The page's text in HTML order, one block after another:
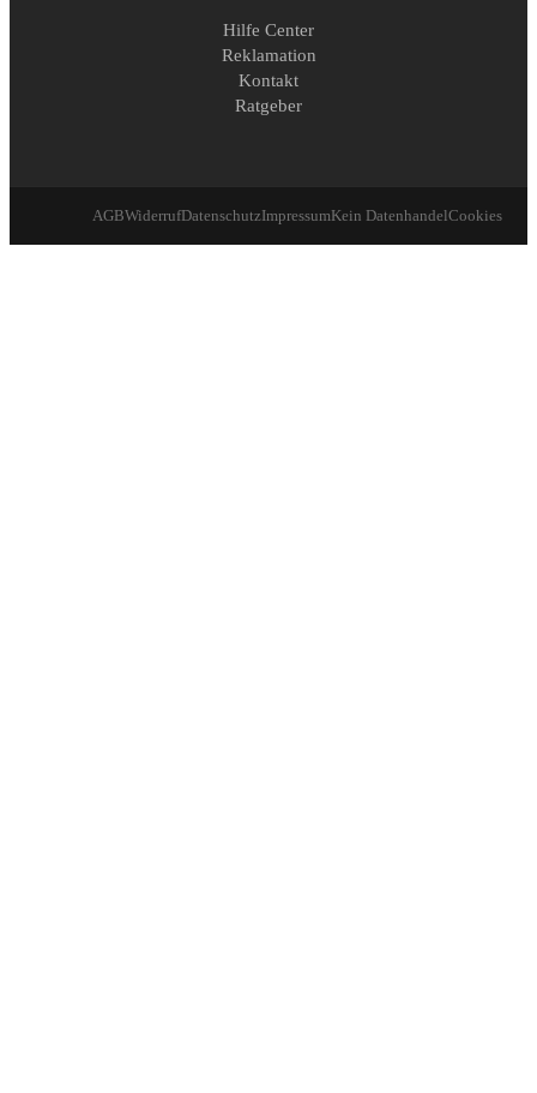
Hilfe Center
Reklamation
Kontakt
Ratgeber
AGBWiderrufDatenschutzImpressumKein DatenhandelCookies